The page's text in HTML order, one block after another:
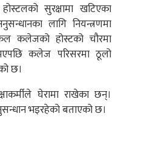
सुरक्षामा खटिएका
लागि नियन्त्रणमा
कलेजको होस्टको चौरमा
कलेज परिसरमा ठूलो
छ।
घेरामा राखेका छन्।
भइरहेको बताएको छ।